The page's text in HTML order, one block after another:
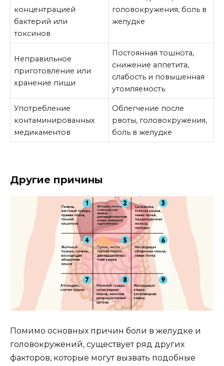
концентрацией
бактерий или
токсинов
головокружения, боль в
желудке
Неправильное
приготовление или
хранение пищи
Постоянная тошнота,
снижение аппетита,
слабость и повышенная
утомляемость
Употребление
контаминированных
медикаментов
Облегчение после
рвоты, головокружения,
боль в желудке
Другие причины
Помимо основных причин боли в желудке и
головокружений, существует ряд других
факторов, которые могут вызвать подобные